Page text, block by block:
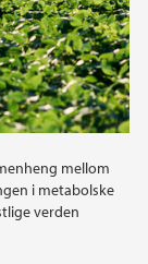
mellom
i metabolske
verden